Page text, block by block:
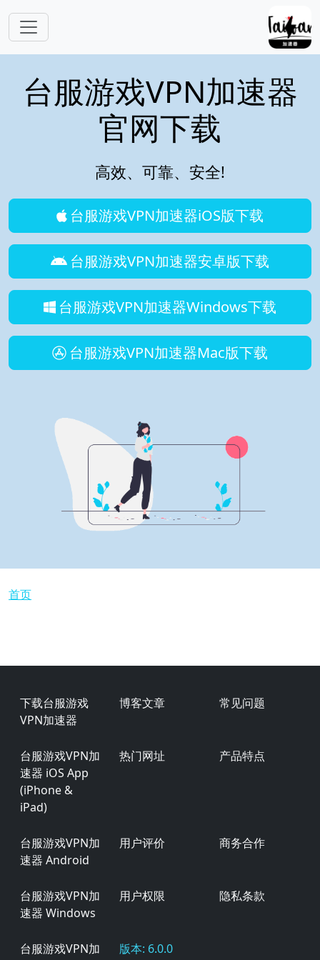
台服游戏VPN加速器
官网下载
高效、可靠、安全!
台服游戏VPN加速器iOS版下载
台服游戏VPN加速器安卓版下载
台服游戏VPN加速器Windows下载
台服游戏VPN加速器Mac版下载
面包屑
首页
Footer
下载台服游戏
VPN加速器
博客文章 常见问题
台服游戏VPN加
速器 iOS App
(iPhone &
iPad)
热门网址 产品特点
台服游戏VPN加
速器 Android
用户评价 商务合作
台服游戏VPN加
速器 Windows
用户权限 隐私条款
台服游戏VPN加
版本: 6.0.0